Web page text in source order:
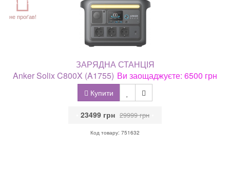
не проґав!
ЗАРЯДНА СТАНЦІЯ
Anker Solix C800X (A1755) Ви заощаджуєте: 6500 грн
Купити
23499 грн 29999 грн
Код товару: 751632